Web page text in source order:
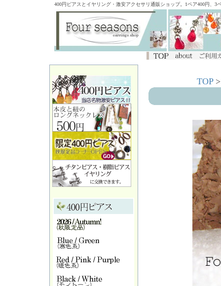
400円ピアスとイヤリング・激安アクセサリ通販ショップ。1ペア400円、
TOP